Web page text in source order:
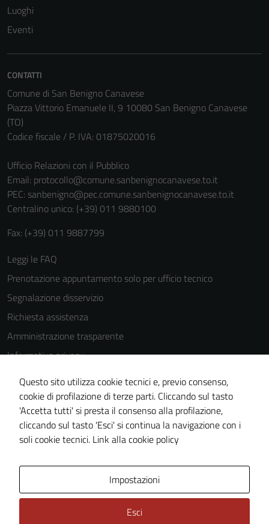
Luoghi
Eventi
CONTATTI
Comune di San Benigno Canavese
Piazza Vittorio Emanuele II, 9 10080 San Benigno Canavese
(TO)
Codice fiscale / P. IVA: 01875020016
Ufficio Relazioni con il Pubblico
Email: protocollo@comune.sanbenignocanavese.to.it
PEC: sanbenigno@pec.comune.sanbenignocanavese.to.it
Centralino unico: (+39) 011 9880100
Fax: (+39) 011 9887799
Leggi le FAQ
Prenotazione appuntamento solo per ufficio tecnico
Segnalazione disservizio
Richiesta assistenza
Amministrazione trasparente
Informativa privacy
Note legali
Dichiarazione di accessibilità
Piano di miglioramento del sito
Questo sito utilizza cookie tecnici e, previo consenso,
cookie di profilazione di terze parti. Cliccando sul tasto
'Accetta tutti' si presta il consenso alla profilazione,
cliccando sul tasto 'Esci' si continua la navigazione con i
soli cookie tecnici. Link alla cookie policy
Impostazioni
Esci
sono necessari
possono
disabilitati.
informazioni
personali.